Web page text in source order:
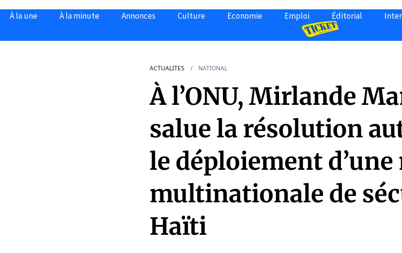
À la une À la minute Annonces Culture Economie Emploi Éditorial
ACTUALITES NATIONAL
À l’ONU, Mirlande
salue la résolution
le déploiement
multinationale de
Haïti